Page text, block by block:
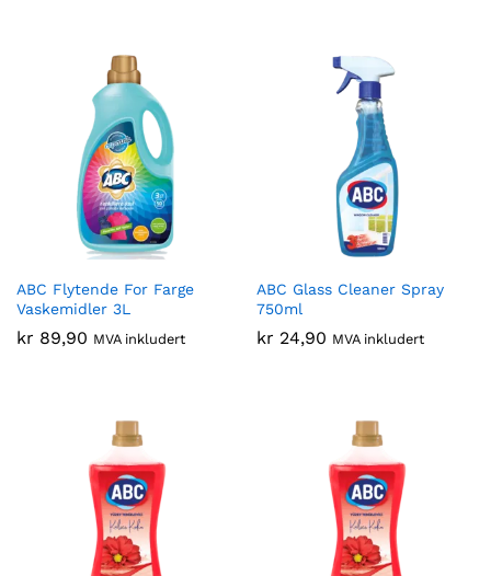
ABC Flytende For Farge
Vaskemidler 3L
kr 89,90 MVA inkludert
ABC Glass Cleaner Spray
750ml
kr 24,90 MVA inkludert